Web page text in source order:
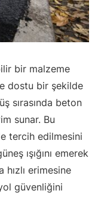
bir malzeme
dostu bir şekilde
sırasında beton
sunar. Bu
tercih edilmesini
ışığını emerek
erimesine
güvenliğini